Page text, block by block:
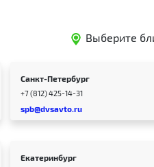
Выберите
Санкт-Петербург
+7 (812) 425-14-31
spb@dvsavto.ru
Екатеринбург